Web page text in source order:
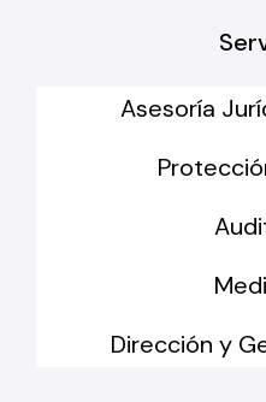
Asesoría
Dirección y